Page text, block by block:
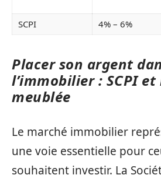
SCPI
4% – 6%
Placer son argent
l’immobilier : SCPI
meublée
Le marché immobilier
une voie essentielle pour
souhaitent investir. La